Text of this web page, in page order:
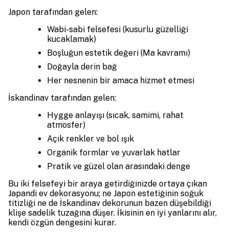
Japon tarafından gelen:
Wabi-sabi felsefesi (kusurlu güzelliği
kucaklamak)
Boşluğun estetik değeri (Ma kavramı)
Doğayla derin bağ
Her nesnenin bir amaca hizmet etmesi
İskandinav tarafından gelen:
Hygge anlayışı (sıcak, samimi, rahat
atmosfer)
Açık renkler ve bol ışık
Organik formlar ve yuvarlak hatlar
Pratik ve güzel olan arasındaki denge
Bu iki felsefeyi bir araya getirdiğinizde ortaya çıkan
Japandi ev dekorasyonu; ne Japon estetiğinin soğuk
titizliği ne de İskandinav dekorunun bazen düşebildiği
klişe sadelik tuzağına düşer. İkisinin en iyi yanlarını alır,
kendi özgün dengesini kurar.